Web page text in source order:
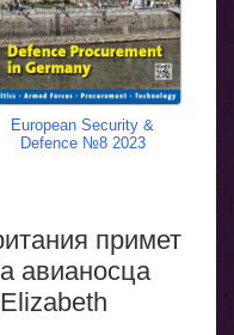
European Security &
Defence №8 2023
примет
авианосца